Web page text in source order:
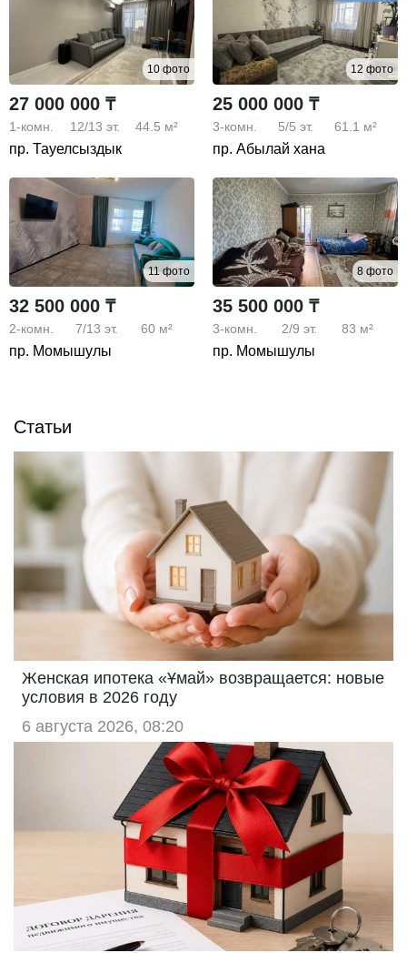
10 фото
27 000 000 ₸
1-комн. 12/13 эт. 44.5 м²
пр. Тауелсыздык
12 фото
25 000 000 ₸
3-комн. 5/5 эт. 61.1 м²
пр. Абылай хана
11 фото
32 500 000 ₸
2-комн. 7/13 эт. 60 м²
пр. Момышулы
8 фото
35 500 000 ₸
3-комн. 2/9 эт. 83 м²
пр. Момышулы
Статьи
Женская ипотека «Ұмай» возвращается: новые
условия в 2026 году
6 августа 2026, 08:20